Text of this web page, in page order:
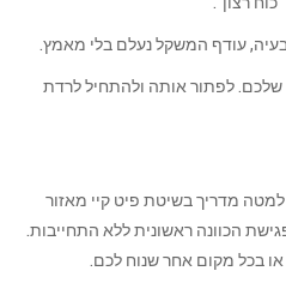
עודף המשקל נעלם בלי מאמץ.
שלכם. לפתור אותה ולהתחיל לרדת
מדריך בשיטת פיט קיי מאזור
הכוונה ראשונית ללא התחייבות.
בכל מקום אחר שנוח לכם.